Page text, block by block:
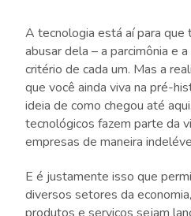
A tecnologia está aí para que
abusar dela – a parcimônia e
critério de cada um. Mas a
que você ainda viva na pré-
ideia de como chegou até
tecnológicos fazem parte da
empresas de maneira
E é justamente isso que
diversos setores da